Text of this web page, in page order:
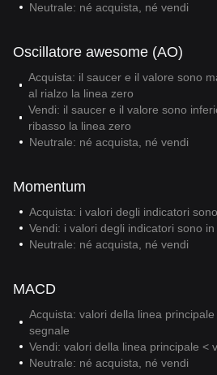
Neutrale: né acquista, né vendi
Oscillatore awesome (AO)
Acquista: il saucer e il valore sono
al rialzo la linea zero
Vendi: il saucer e il valore sono
ribasso la linea zero
Neutrale: né acquista, né vendi
Momentum
Acquista: i valori degli indicatori
Vendi: i valori degli indicatori sono in
Neutrale: né acquista, né vendi
MACD
Acquista: valori della linea
segnale
Vendi: valori della linea principale <
Neutrale: né acquista, né vendi